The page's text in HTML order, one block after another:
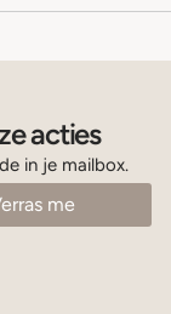
acties
in je mailbox.